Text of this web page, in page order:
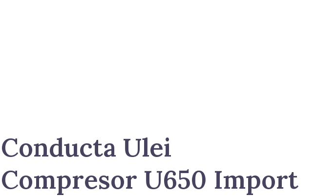
Conducta Ulei
Compresor U650 Import